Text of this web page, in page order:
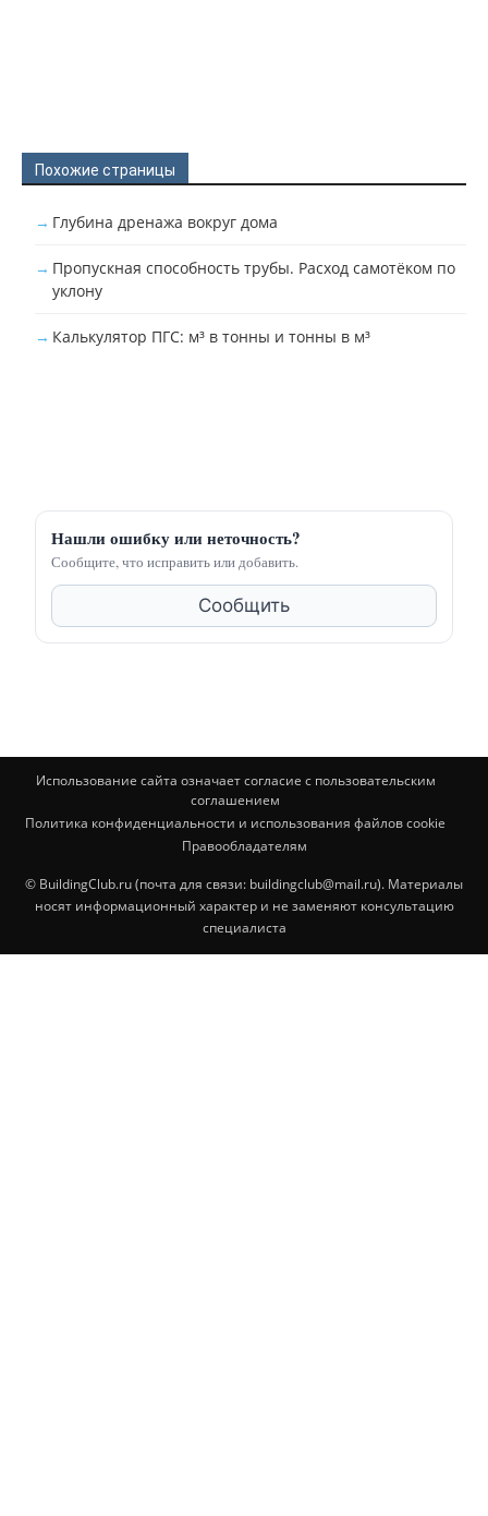
Похожие страницы
Глубина дренажа вокруг дома
Пропускная способность трубы. Расход самотёком по
уклону
Калькулятор ПГС: м³ в тонны и тонны в м³
Нашли ошибку или неточность?
Сообщите, что исправить или добавить.
Сообщить
Использование сайта означает согласие с пользовательским
соглашением
Политика конфиденциальности и использования файлов cookie
Правообладателям
© BuildingClub.ru (почта для связи: buildingclub@mail.ru). Материалы
носят информационный характер и не заменяют консультацию
специалиста